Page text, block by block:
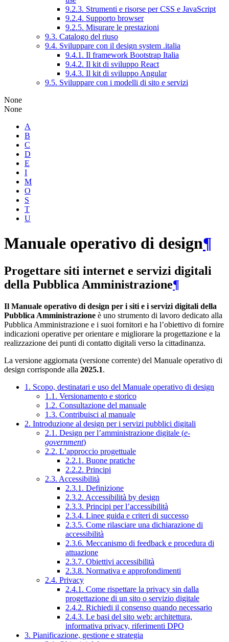
9.2.3. Strumenti e risorse per CSS e JavaScript
9.2.4. Supporto browser
9.2.5. Misurare le prestazioni
9.3. Catalogo del riuso
9.4. Sviluppare con il design system .italia
9.4.1. Il framework Bootstrap Italia
9.4.2. Il kit di sviluppo React
9.4.3. Il kit di sviluppo Angular
9.5. Sviluppare con i modelli di sito e servizi
None
None
A
B
C
D
E
I
M
O
S
T
U
Manuale operativo di design¶
Progettare siti internet e servizi digitali
della Pubblica Amministrazione¶
Il Manuale operativo di design per i siti e i servizi digitali della
Pubblica Amministrazione è uno strumento di lavoro dedicato alla
Pubblica Amministrazione e i suoi fornitori e ha l’obiettivo di fornire
indicazioni operative per orientare e migliorare la progettazione e la
realizzazione dei punti di contatto digitali verso la cittadinanza.
La versione aggiornata (versione corrente) del Manuale operativo di
design corrisponde alla 2025.1.
1. Scopo, destinatari e uso del Manuale operativo di design
1.1. Versionamento e storico
1.2. Consultazione del manuale
1.3. Contribuisci al manuale
2. Introduzione al design per i servizi pubblici digitali
2.1. Design per l’amministrazione digitale (e-
government)
2.2. L’approccio progettuale
2.2.1. Buone pratiche
2.2.2. Principi
2.3. Accessibilità
2.3.1. Definizione
2.3.2. Accessibilità by design
2.3.3. Principi per l’accessibilità
2.3.4. Linee guida e criteri di successo
2.3.5. Come rilasciare una dichiarazione di
accessibilità
2.3.6. Meccanismo di feedback e procedura di
attuazione
2.3.7. Obiettivi accessibilità
2.3.8. Normativa e approfondimenti
2.4. Privacy
2.4.1. Come rispettare la privacy sin dalla
progettazione di un sito o servizio digitale
2.4.2. Richiedi il consenso quando necessario
2.4.3. Le basi del sito web: architettura,
informativa privacy, riferimenti DPO
3. Pianificazione, gestione e strategia